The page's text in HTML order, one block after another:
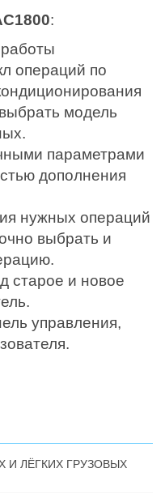
:
операций по
модель
параметрами
дополнения
нужных операций
выбрать и
старое и новое
управления,
И ЛЁГКИХ ГРУЗОВЫХ